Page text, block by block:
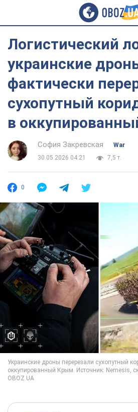
Логистический
украинские
фактически
сухопутный
в
София Закревская
War
30.05.2026 04:21
7,5 т.
0